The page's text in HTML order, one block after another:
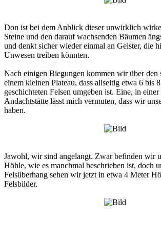
Don ist bei dem Anblick dieser unwirklich
Steine und den darauf wachsenden Bäumen
und denkt sicher wieder einmal an Geister, die
Unwesen treiben könnten.
Nach einigen Biegungen kommen wir über den
einem kleinen Plateau, dass allseitig etwa 6 bis
geschichteten Felsen umgeben ist. Eine, in
Andachtstätte lässt mich vermuten, dass wir
haben.
Jawohl, wir sind angelangt. Zwar befinden wir
Höhle, wie es manchmal beschrieben ist, doch
Felsüberhang sehen wir jetzt in etwa 4 Meter
Felsbilder.